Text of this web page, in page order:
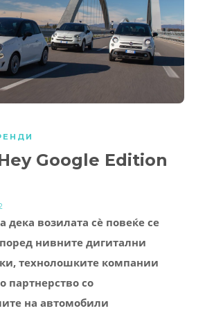
Google Edition
дека возилата сè повеќе се
нивните дигитални
технолошките компании
партнерство со
на автомобили